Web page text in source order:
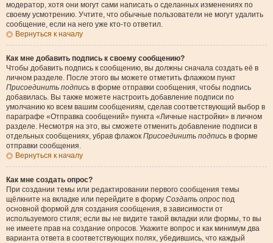
модератор, хотя они могут сами написать о сделанных изменениях по
своему усмотрению. Учтите, что обычные пользователи не могут удалить
сообщение, если на него уже кто-то ответил.
Вернуться к началу
Как мне добавить подпись к своему сообщению?
Чтобы добавить подпись к сообщению, вы должны сначала создать её в
личном разделе. После этого вы можете отметить флажком пункт
Присоединить подпись в форме отправки сообщения, чтобы подпись
добавилась. Вы также можете настроить добавление подписи по
умолчанию ко всем вашим сообщениям, сделав соответствующий выбор в
параграфе «Отправка сообщений» пункта «Личные настройки» в личном
разделе. Несмотря на это, вы сможете отменить добавление подписи в
отдельных сообщениях, убрав флажок Присоединить подпись в форме
отправки сообщения.
Вернуться к началу
Как мне создать опрос?
При создании темы или редактировании первого сообщения темы
щёлкните на вкладке или перейдите в форму Создать опрос под
основной формой для создания сообщения, в зависимости от
используемого стиля; если вы не видите такой вкладки или формы, то вы
не имеете прав на создание опросов. Укажите вопрос и как минимум два
варианта ответа в соответствующих полях, убедившись, что каждый